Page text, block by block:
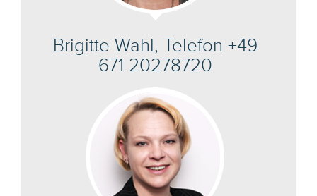
Brigitte Wahl, Telefon +49
671 20278720